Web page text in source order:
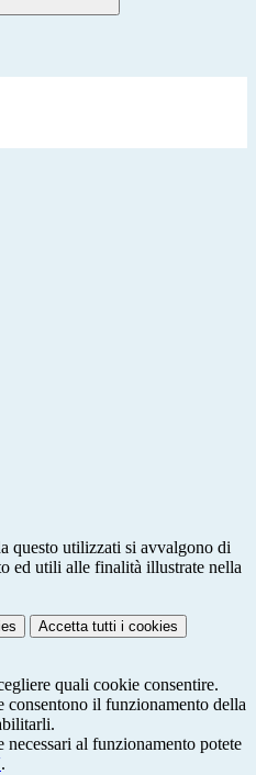
questo utilizzati si avvalgono di
ed utili alle finalità illustrate nella
Accetta tutti i cookies
quali cookie consentire.
consentono il funzionamento della
al funzionamento potete
.